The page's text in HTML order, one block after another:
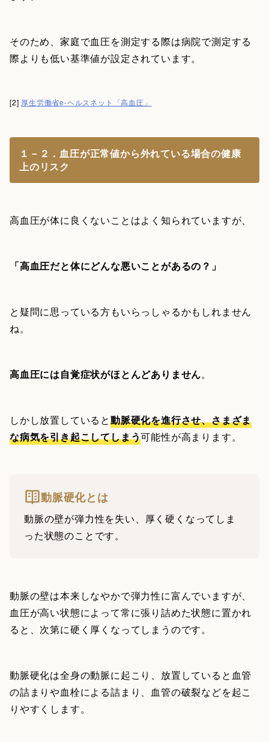
そのため、家庭で血圧を測定する際は病院で測定する
際よりも低い基準値が設定されています。
[2] 厚生労働省e-ヘルスネット「高血圧」
１－２．血圧が正常値から外れている場合の健康
上のリスク
高血圧が体に良くないことはよく知られていますが、
「高血圧だと体にどんな悪いことがあるの？」
と疑問に思っている方もいらっしゃるかもしれません
ね。
高血圧には自覚症状がほとんどありません。
しかし放置していると動脈硬化を進行させ、さまざま
な病気を引き起こしてしまう可能性が高まります。
動脈硬化とは
動脈の壁が弾力性を失い、厚く硬くなってしま
った状態のことです。
動脈の壁は本来しなやかで弾力性に富んでいますが、
血圧が高い状態によって常に張り詰めた状態に置かれ
ると、次第に硬く厚くなってしまうのです。
動脈硬化は全身の動脈に起こり、放置していると血管
の詰まりや血栓による詰まり、血管の破裂などを起こ
りやすくします。